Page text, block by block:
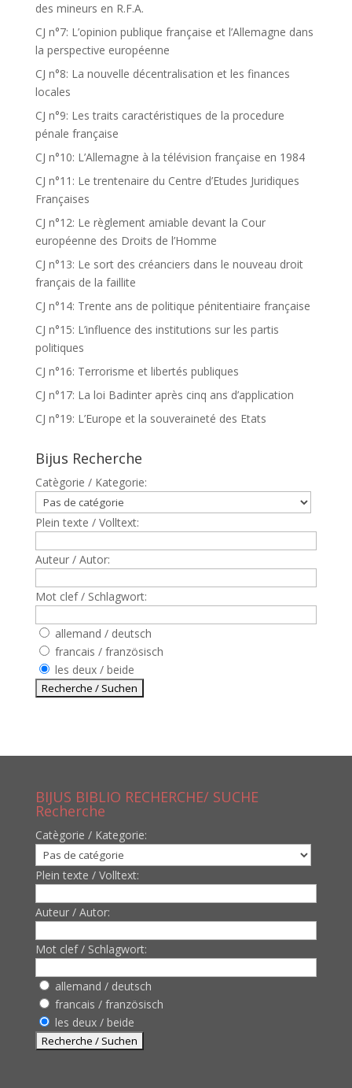
des mineurs en R.F.A.
CJ n°7: L’opinion publique française et l’Allemagne dans
la perspective européenne
CJ n°8: La nouvelle décentralisation et les finances
locales
CJ n°9: Les traits caractéristiques de la procedure
pénale française
CJ n°10: L’Allemagne à la télévision française en 1984
CJ n°11: Le trentenaire du Centre d’Etudes Juridiques
Françaises
CJ n°12: Le règlement amiable devant la Cour
européenne des Droits de l’Homme
CJ n°13: Le sort des créanciers dans le nouveau droit
français de la faillite
CJ n°14: Trente ans de politique pénitentiaire française
CJ n°15: L’influence des institutions sur les partis
politiques
CJ n°16: Terrorisme et libertés publiques
CJ n°17: La loi Badinter après cinq ans d’application
CJ n°19: L’Europe et la souveraineté des Etats
Bijus Recherche
Catègorie / Kategorie:
Plein texte / Volltext:
Auteur / Autor:
Mot clef / Schlagwort:
allemand / deutsch
francais / französisch
les deux / beide
BIJUS BIBLIO RECHERCHE/ SUCHE
Recherche
Catègorie / Kategorie:
Plein texte / Volltext:
Auteur / Autor:
Mot clef / Schlagwort:
allemand / deutsch
francais / französisch
les deux / beide